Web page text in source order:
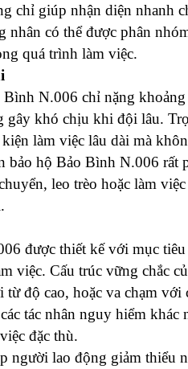
chỉ giúp nhận diện nhanh
nhân có thể được phân
quá trình làm việc.
N.006 chỉ nặng
gây khó chịu khi đội lâu.
làm việc lâu dài mà
hộ Bảo Bình N.006 rất
leo trèo hoặc làm
được thiết kế với mục tiêu
việc. Cấu trúc vững chắc
độ cao, hoặc va chạm với
tác nhân nguy hiểm khác
đặc thù.
người lao động giảm thiểu